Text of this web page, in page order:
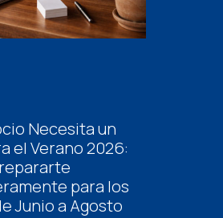
Necesita un
el Verano 2026:
para los
Junio a Agosto